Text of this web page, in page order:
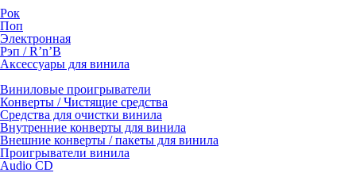
Рок
Поп
Электронная
Рэп / R’n’B
Аксессуары для винила
Виниловые проигрыватели
Конверты / Чистящие средства
Средства для очистки винила
Внутренние конверты для винила
Внешние конверты / пакеты для винила
Проигрыватели винила
Audio CD